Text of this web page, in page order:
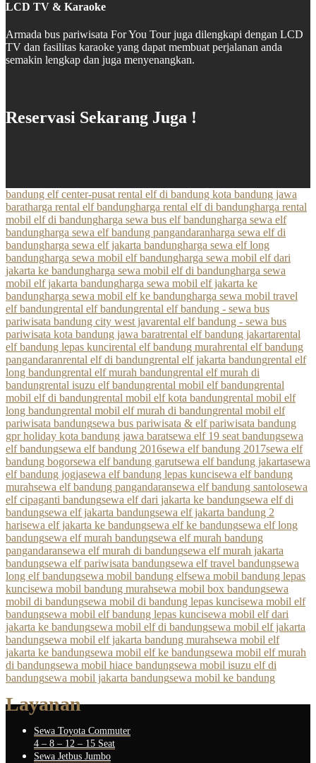
LCD TV & Karaoke
Armada bus pariwisata For You Tour juga dilengkapi dengan LCD
TV dan fasilitas karaoke yang dapat membuat perjalanan anda
semakin lengkap dan juga menyenangkan.
Reservasi Sekarang Juga !
bandung elf center-pusat rental elf di bandung kota bandung jawa
baratharga rental elf bandungharga rental elf di bandungharga rental
mobil elf di bandungharga sewa bus elf bandungharga sewa elf
bandungharga sewa elf bandung pangandaranharga sewa elf di
bandungharga sewa elf jakarta bandungharga sewa elf long
bandungharga sewa mobil elf bandungharga sewa mobil elf dari
jakarta ke bandungharga sewa mobil elf di bandungharga sewa
mobil elf jakarta bandungharga sewa mobil elf jakarta ke
bandungharga sewa mobil elf ke bandungharga sewa mobil travel
elf bandungrental elf bandungrental elf bandung - sewa bus
pariwisata bandung city west javarental elf bandung - sewa bus
pariwisata kota bandung jawa baratrental elf bandung jakartarental
elf bandung lepas kuncirental elf bandung murahrental elf bandung
pangandaranrental elf di bandungrental elf jakarta bandungrental elf
long bandungrental elf murah bandungrental elf murah di
bandungrental isuzu elf bandungrental mobil elf bandungrental
mobil elf di bandungrental mobil elf kota bandungrental mobil elf
long bandungrental mobil elf murah di bandungrental mobil elf
pariwisata bandungsewa bus pariwisata & elf pariwisata bandung
gpr holiday kota bandung jawa baratsewa elf 19 seat bandungsewa
elf bandungsewa elf bandung 2016sewa elf bandung 2017sewa elf
bandung bogorsewa elf bandung garutsewa elf bandung jakartasewa
elf bandung jogjasewa elf bandung lepas kuncisewa elf bandung
murahsewa elf bandung pangandaransewa elf bandung santolosewa
elf cipaganti bandungsewa elf dari jakarta ke bandungsewa elf di
bandungsewa elf jakarta bandungsewa elf jakarta bandung 2
harisewa elf jakarta ke bandungsewa elf ke bandungsewa elf long
bandungsewa elf murah bandungsewa elf murah bandung
pangandaransewa elf murah di bandungsewa elf murah jakarta
bandungsewa elf pariwisata bandungsewa elf travel bandungsewa
long elf bandungsewa mobil bandung elfsewa mobil bandung lepas
kuncisewa mobil bandung murahsewa mobil box bandungsewa
mobil di bandungsewa mobil di bandung lepas kuncisewa mobil elf
bandungsewa mobil elf bandung lepas kuncisewa mobil elf dari
jakarta ke bandungsewa mobil elf di bandungsewa mobil elf jakarta
bandungsewa mobil elf jakarta bandung murahsewa mobil elf
jakarta ke bandungsewa mobil elf ke bandungsewa mobil elf murah
di bandungsewa mobil hiace bandungsewa mobil isuzu elf di
bandungsewa mobil jakarta bandungsewa mobil ke bandung
Layanan
Sewa Toyota Commuter
4 – 8 – 12 – 15 Seat
Sewa Jetbus Jumbo